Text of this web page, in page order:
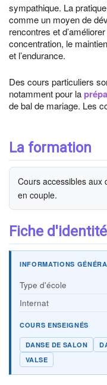
sympathique. La
comme un moyen de
rencontres et
concentration, le
et l’endurance.
Des cours particuliers
notamment pour la
de bal de mariage. Les
La formation
Cours accessibles aux
en couple.
Fiche d'identité
INFORMATIONS
Type d'école
Internat
COURS ENSEIGNÉS
DANSE DE SALON
VALSE